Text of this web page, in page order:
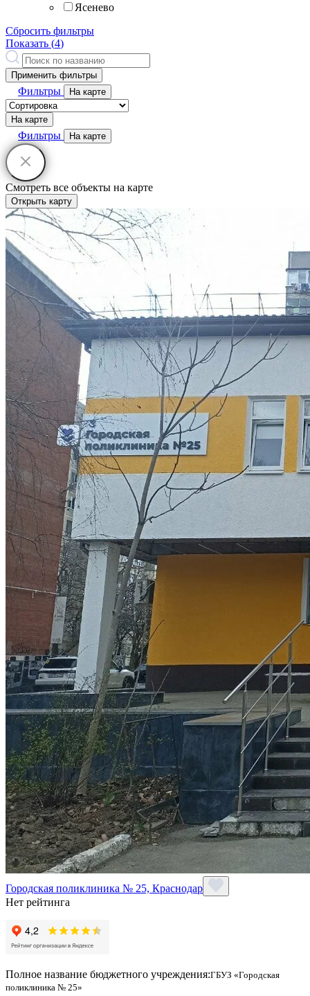
Ясенево
Сбросить фильтры
Показать (4)
Применить фильтры
Фильтры На карте
На карте
Фильтры На карте
Смотреть все объекты на карте
Открыть карту
Городская поликлиника № 25, Краснодар
Нет рейтинга
Полное название бюджетного учреждения:ГБУЗ «Городская
поликлиника № 25»